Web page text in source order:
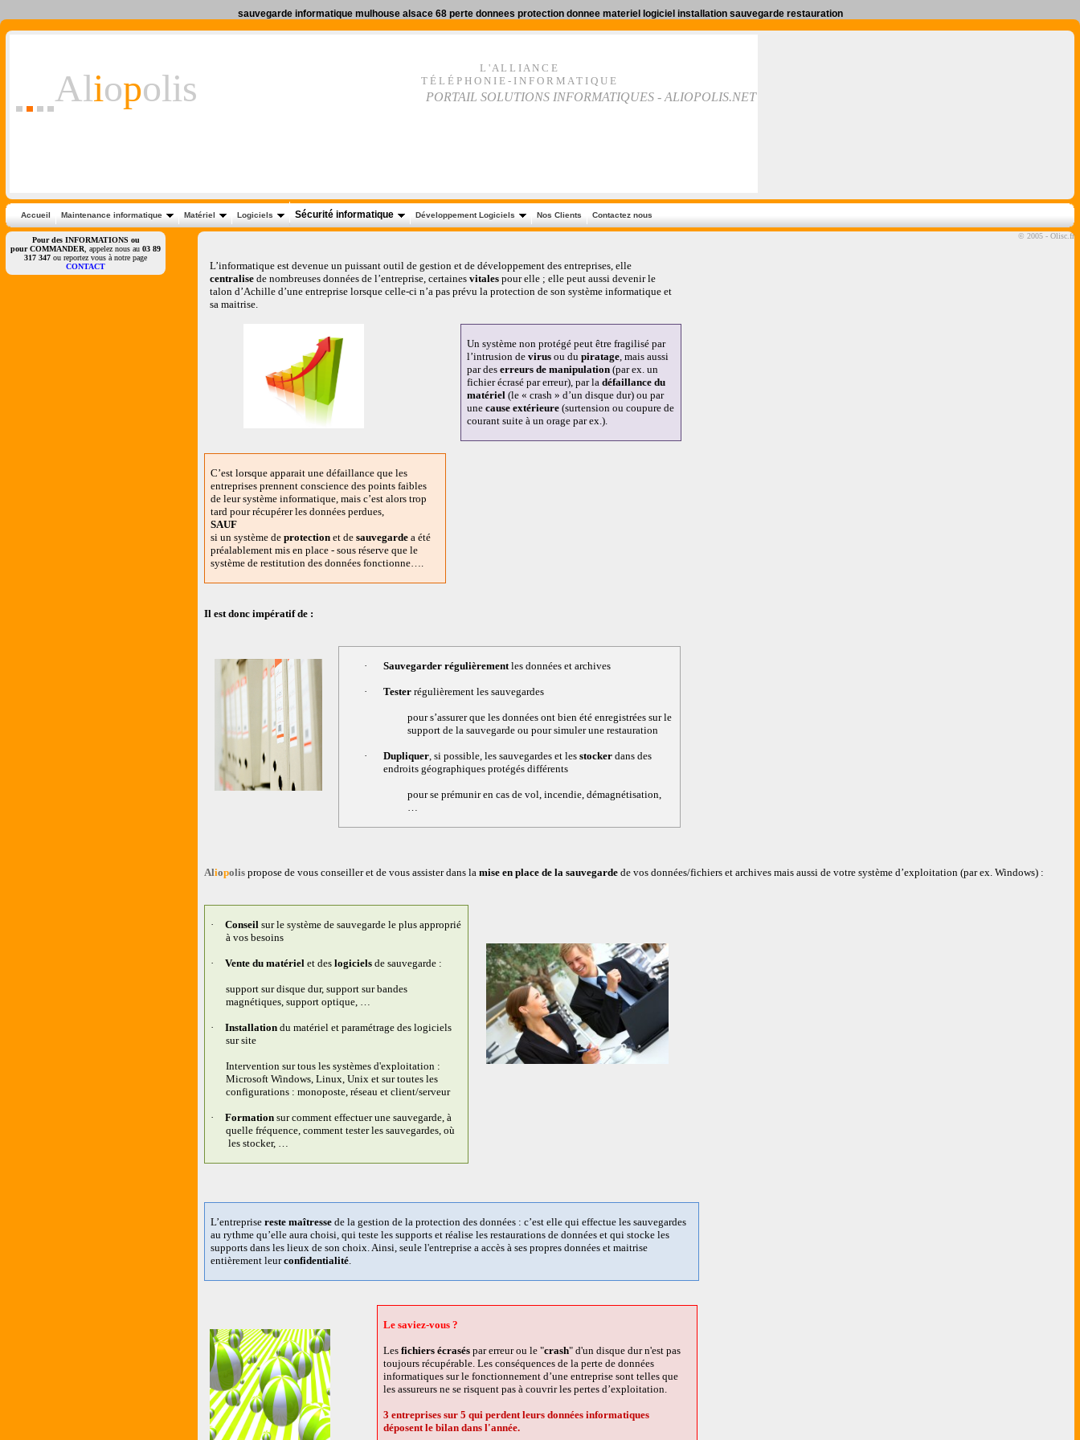
sauvegarde informatique mulhouse alsace 68 perte donnees protection donnee materiel logiciel installation sauvegarde restauration
Aliopolis
L ' A L L I A N C E
T É L É P H O N I E - I N F O R M A T I Q U E
PORTAIL SOLUTIONS INFORMATIQUES - ALIOPOLIS.NET
Accueil Maintenance informatique Matériel Logiciels Sécurité informatique Développement Logiciels Nos Clients Contactez nous
© 2005 - Olisc.fr
L’informatique est devenue un puissant outil de gestion et de développement des entreprises, elle
centralise de nombreuses données de l’entreprise, certainesvitales pour elle ; elle peut aussi devenir le
talon d’Achille d’une entreprise lorsque celle-ci n’a pas prévu la protection de son système informatique et
sa maitrise.
Un système non protégé peut être fragilisé par
l’intrusion devirus ou dupiratage, mais aussi
par deserreurs de manipulation (par ex. un
fichier écrasé par erreur), par ladéfaillance du
matériel (le « crash » d’un disque dur) ou par
unecause extérieure (surtension ou coupure de
courant suite à un orage par ex.).
C’est lorsque apparait une défaillance que les
entreprises prennent conscience des points faibles
de leur système informatique, mais c’est alors trop
tard pour récupérer les données perdues,
SAUF
si un système deprotectionet de sauvegarde a été
préalablement mis en place - sous réserve que le
système de restitution des données fonctionne….
Il est donc impératif de :
· Sauvegarder régulièrementles données et archives
· Tester régulièrement les sauvegardes
pour s’assurer que les données ont bien été enregistrées sur le
support de la sauvegarde ou pour simuler une restauration
· Dupliquer, si possible, les sauvegardes et lesstocker dans des
endroits géographiques protégés différents
pour se prémunir en cas de vol, incendie, démagnétisation,
…
Aliopolis propose de vous conseiller et de vous assister dans lamise en place de la sauvegarde de vos données/fichiers et archives mais aussi de votre système d’exploitation (par ex. Windows) :
· Conseil sur le système de sauvegarde le plus approprié
à vos besoins
· Vente du matériel et deslogiciels de sauvegarde :
support sur disque dur, support sur bandes
magnétiques, support optique, …
· Installation du matériel et paramétrage des logiciels
sur site
Intervention sur tous les systèmes d'exploitation :
Microsoft Windows, Linux, Unix et sur toutes les
configurations : monoposte, réseau et client/serveur
· Formation sur comment effectuer une sauvegarde, à
quelle fréquence, comment tester les sauvegardes, où
les stocker, …
L’entreprisereste maîtresse de la gestion de la protection des données : c’est elle qui effectue les sauvegardes
au rythme qu’elle aura choisi, qui teste les supports et réalise les restaurations de données et qui stocke les
supports dans les lieux de son choix. Ainsi, seule l'entreprise a accès à ses propres données et maitrise
entièrement leurconfidentialité.
Le saviez-vous ?
Lesfichiers écrasés par erreur ou le "crash" d'un disque dur n'est pas
toujours récupérable. Les conséquences de la perte de données
informatiques sur le fonctionnement d’une entreprise sont telles que
les assureurs ne se risquent pas à couvrir les pertes d’exploitation.
3 entreprises sur 5 qui perdent leurs données informatiques
déposent le bilan dans l'année.
Pour des INFORMATIONS ou
pour COMMANDER , appelez nous au 03 89
317 347 ou reportez vous à notre page
CONTACT